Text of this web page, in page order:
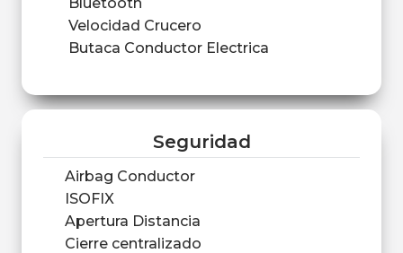
Velocidad Crucero
Butaca Conductor Electrica
Seguridad
Airbag Conductor
ISOFIX
Apertura Distancia
Cierre centralizado